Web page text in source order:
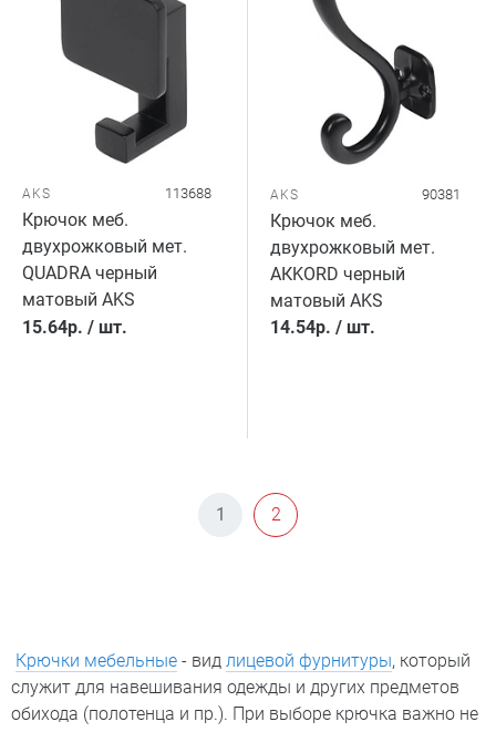
AKS 113688
Крючок меб.
двухрожковый мет.
QUADRA черный
матовый AKS
15.64р. / шт.
AKS 90381
Крючок меб.
двухрожковый мет.
AКKORD черный
матовый AKS
14.54р. / шт.
1 2
Крючки мебельные - вид лицевой фурнитуры, который
служит для навешивания одежды и других предметов
обихода (полотенца и пр.). При выборе крючка важно не